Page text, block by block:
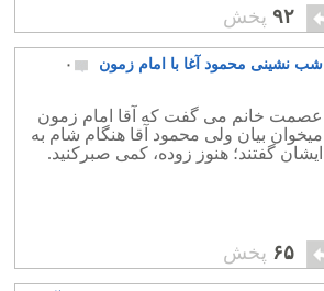
۹۲ پخش
شب نشینی محمود آغا با امام زمون ۰
عصمت خانم می گفت که آقا امام زمون
میخوان بیان ولی محمود آقا هنگام شام به
ایشان گفتند؛ هنوز زوده، کمی صبرکنید.
۶۵ پخش